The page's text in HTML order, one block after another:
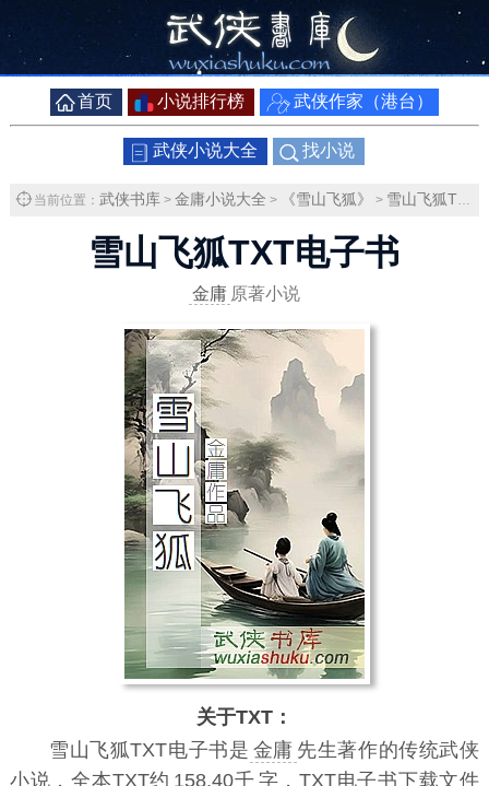
首页 小说排行榜 武侠作家（港台）
武侠小说大全 找小说
当前位置： 武侠书库> 金庸小说大全 > 《雪山飞狐》 > 雪山飞狐TXT下载
雪山飞狐TXT电子书
金庸 原著小说
关于TXT：
雪山飞狐TXT电子书是 金庸 先生著作的传统武侠
小说，全本TXT约 158.40千 字，TXT电子书下载文件